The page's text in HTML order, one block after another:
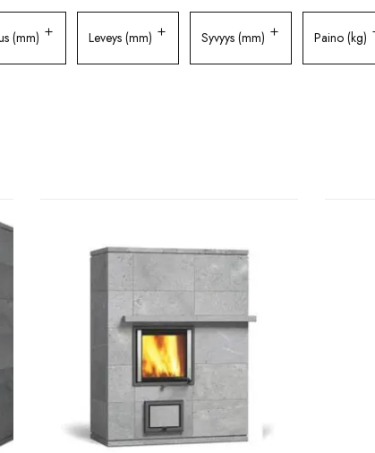
(mm) Leveys (mm) Syvyys (mm) Paino (kg)